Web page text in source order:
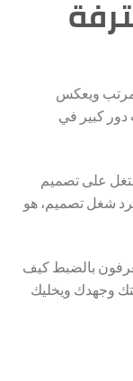
مرتب ويعكس
كبير في
على تصميم
شغل تصميم، هو
بالضبط كيف
وجهدك ويخليك